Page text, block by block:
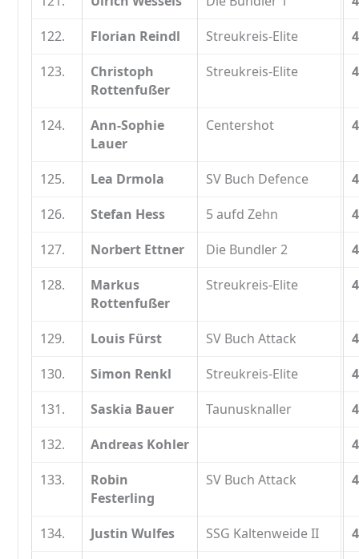
122.
Florian Reindl Streukreis-Elite
123.
Christoph
Rottenfußer
Streukreis-Elite
124.
Ann-Sophie
Lauer
Centershot
125. Lea Drmola SV Buch Defence
126.
Stefan Hess 5 aufd Zehn
127.
Norbert Ettner Die Bundler 2
128.
Markus
Rottenfußer
Streukreis-Elite
129. Louis Fürst SV Buch Attack
130.
Simon Renkl Streukreis-Elite
131.
Saskia Bauer Taunusknaller
132.
Andreas Kohler
133.
Robin
Festerling
SV Buch Attack
134. Justin Wulfes SSG Kaltenweide II